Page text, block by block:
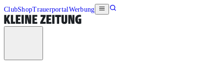
ClubShopTrauerportalWerbung